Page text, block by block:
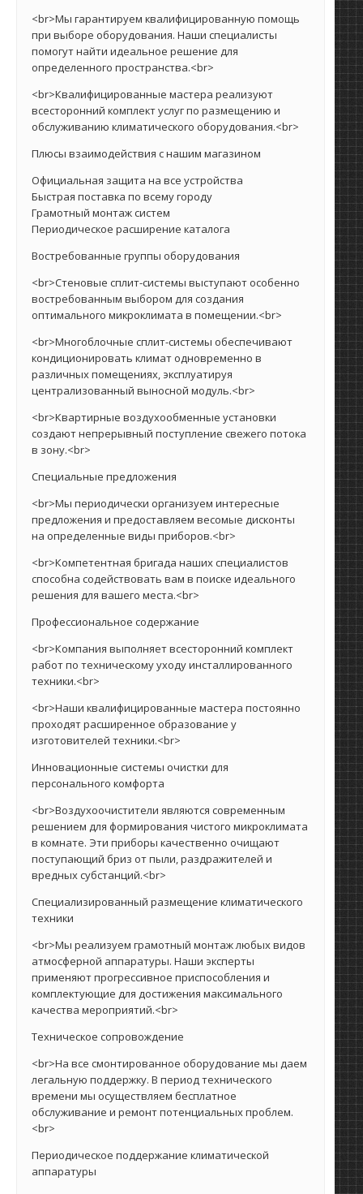
<br>Мы гарантируем квалифицированную помощь
при выборе оборудования. Наши специалисты
помогут найти идеальное решение для
определенного пространства.<br>
<br>Квалифицированные мастера реализуют
всесторонний комплект услуг по размещению и
обслуживанию климатического оборудования.<br>
Плюсы взаимодействия с нашим магазином
Официальная защита на все устройства
Быстрая поставка по всему городу
Грамотный монтаж систем
Периодическое расширение каталога
Востребованные группы оборудования
<br>Стеновые сплит-системы выступают особенно
востребованным выбором для создания
оптимального микроклимата в помещении.<br>
<br>Многоблочные сплит-системы обеспечивают
кондиционировать климат одновременно в
различных помещениях, эксплуатируя
централизованный выносной модуль.<br>
<br>Квартирные воздухообменные установки
создают непрерывный поступление свежего потока
в зону.<br>
Специальные предложения
<br>Мы периодически организуем интересные
предложения и предоставляем весомые дисконты
на определенные виды приборов.<br>
<br>Компетентная бригада наших специалистов
способна содействовать вам в поиске идеального
решения для вашего места.<br>
Профессиональное содержание
<br>Компания выполняет всесторонний комплект
работ по техническому уходу инсталлированного
техники.<br>
<br>Наши квалифицированные мастера постоянно
проходят расширенное образование у
изготовителей техники.<br>
Инновационные системы очистки для
персонального комфорта
<br>Воздухоочистители являются современным
решением для формирования чистого микроклимата
в комнате. Эти приборы качественно очищают
поступающий бриз от пыли, раздражителей и
вредных субстанций.<br>
Специализированный размещение климатического
техники
<br>Мы реализуем грамотный монтаж любых видов
атмосферной аппаратуры. Наши эксперты
применяют прогрессивное приспособления и
комплектующие для достижения максимального
качества мероприятий.<br>
Техническое сопровождение
<br>На все смонтированное оборудование мы даем
легальную поддержку. В период технического
времени мы осуществляем бесплатное
обслуживание и ремонт потенциальных проблем.
<br>
Периодическое поддержание климатической
аппаратуры